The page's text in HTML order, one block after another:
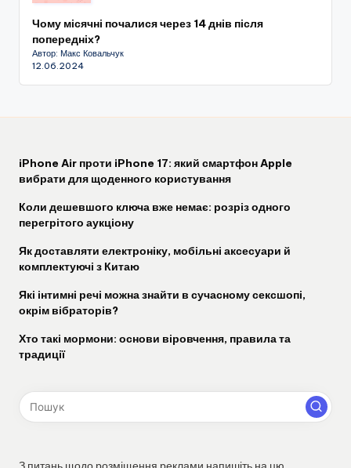
Чому місячні почалися через 14 днів після
попередніх?
Автор: Макс Ковальчук
12.06.2024
iPhone Air проти iPhone 17: який смартфон Apple
вибрати для щоденного користування
Коли дешевшого ключа вже немає: розріз одного
перегрітого аукціону
Як доставляти електроніку, мобільні аксесуари й
комплектуючі з Китаю
Які інтимні речі можна знайти в сучасному сексшопі,
окрім вібраторів?
Хто такі мормони: основи віровчення, правила та
традиції